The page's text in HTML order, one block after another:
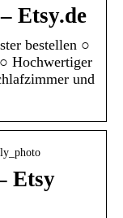
Etsy.de
bestellen ○
Hochwertiger
und
Etsy